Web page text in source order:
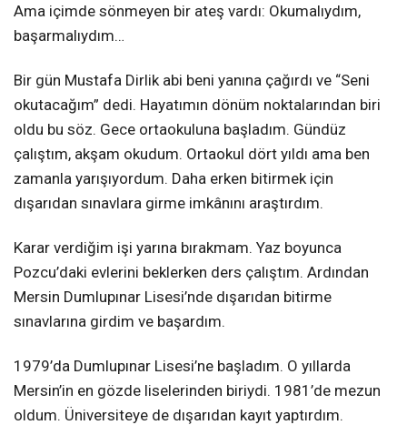
Ama içimde sönmeyen bir ateş vardı: Okumalıydım,
başarmalıydım…
Bir gün Mustafa Dirlik abi beni yanına çağırdı ve “Seni
okutacağım” dedi. Hayatımın dönüm noktalarından biri
oldu bu söz. Gece ortaokuluna başladım. Gündüz
çalıştım, akşam okudum. Ortaokul dört yıldı ama ben
zamanla yarışıyordum. Daha erken bitirmek için
dışarıdan sınavlara girme imkânını araştırdım.
Karar verdiğim işi yarına bırakmam. Yaz boyunca
Pozcu’daki evlerini beklerken ders çalıştım. Ardından
Mersin Dumlupınar Lisesi’nde dışarıdan bitirme
sınavlarına girdim ve başardım.
1979’da Dumlupınar Lisesi’ne başladım. O yıllarda
Mersin’in en gözde liselerinden biriydi. 1981’de mezun
oldum. Üniversiteye de dışarıdan kayıt yaptırdım.